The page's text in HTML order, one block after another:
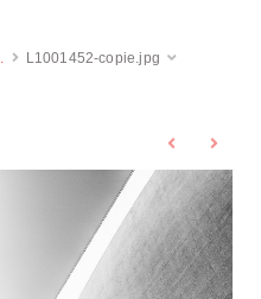
L1001452-copie.jpg